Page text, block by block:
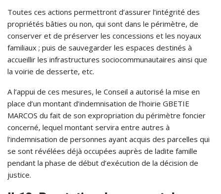
Toutes ces actions permettront d’assurer l’intégrité des
propriétés bâties ou non, qui sont dans le périmètre, de
conserver et de préserver les concessions et les noyaux
familiaux ; puis de sauvegarder les espaces destinés à
accueillir les infrastructures sociocommunautaires ainsi que
la voirie de desserte, etc.
A l’appui de ces mesures, le Conseil a autorisé la mise en
place d’un montant d’indemnisation de l’hoirie GBETIE
MARCOS du fait de son expropriation du périmètre foncier
concerné, lequel montant servira entre autres à
l’indemnisation de personnes ayant acquis des parcelles qui
se sont révélées déjà occupées auprès de ladite famille
pendant la phase de début d’exécution de la décision de
justice.